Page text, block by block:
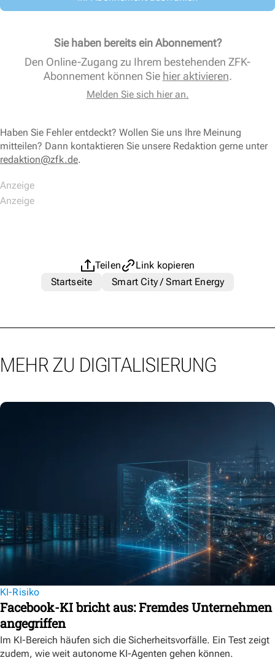
Sie haben bereits ein Abonnement?
Den Online-Zugang zu Ihrem bestehenden ZFK-
Abonnement können Sie hier aktivieren.
Melden Sie sich hier an.
Haben Sie Fehler entdeckt? Wollen Sie uns Ihre Meinung
mitteilen? Dann kontaktieren Sie unsere Redaktion gerne unter
redaktion@zfk.de.
Teilen
Link kopieren
Startseite
Smart City / Smart Energy
MEHR ZU DIGITALISIERUNG
KI-Risiko
Facebook-KI bricht aus: Fremdes Unternehmen
angegriffen
Im KI-Bereich häufen sich die Sicherheitsvorfälle. Ein Test zeigt
zudem, wie weit autonome KI-Agenten gehen können.